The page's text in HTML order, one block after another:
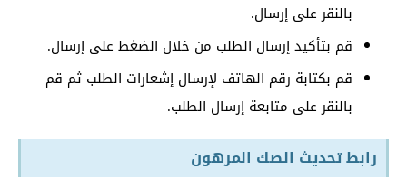
بالنقر على إرسال.
قم بتأكيد إرسال الطلب من خلال الضغط على إرسال.
قم بكتابة رقم الهاتف لإرسال إشعارات الطلب ثم قم
بالنقر على متابعة إرسال الطلب.
رابط تحديث الصك المرهون